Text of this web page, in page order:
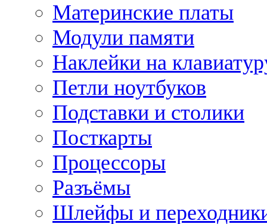
Материнские платы
Модули памяти
Наклейки на
Петли ноутбуков
Подставки и столики
Посткарты
Процессоры
Разъёмы
Шлейфы и